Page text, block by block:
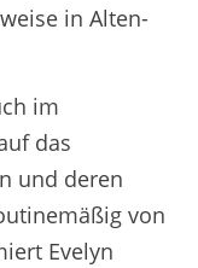
in Alten-
im
das
und deren
von
Evelyn